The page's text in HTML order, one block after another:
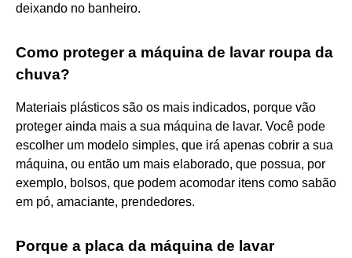
deixando no banheiro.
Como proteger a máquina de lavar roupa da
chuva?
Materiais plásticos são os mais indicados, porque vão
proteger ainda mais a sua máquina de lavar. Você pode
escolher um modelo simples, que irá apenas cobrir a sua
máquina, ou então um mais elaborado, que possua, por
exemplo, bolsos, que podem acomodar itens como sabão
em pó, amaciante, prendedores.
Porque a placa da máquina de lavar